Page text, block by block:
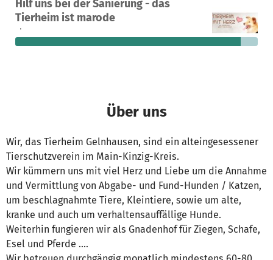
Hilf uns bei der Sanierung - das
Tierheim ist marode
324 93 % 4.273 €
fehlen noch
Über uns
Wir, das Tierheim Gelnhausen, sind ein alteingesessener
Tierschutzverein im Main-Kinzig-Kreis.
Wir kümmern uns mit viel Herz und Liebe um die Annahme
und Vermittlung von Abgabe- und Fund-Hunden / Katzen,
um beschlagnahmte Tiere, Kleintiere, sowie um alte,
kranke und auch um verhaltensauffällige Hunde.
Weiterhin fungieren wir als Gnadenhof für Ziegen, Schafe,
Esel und Pferde ….